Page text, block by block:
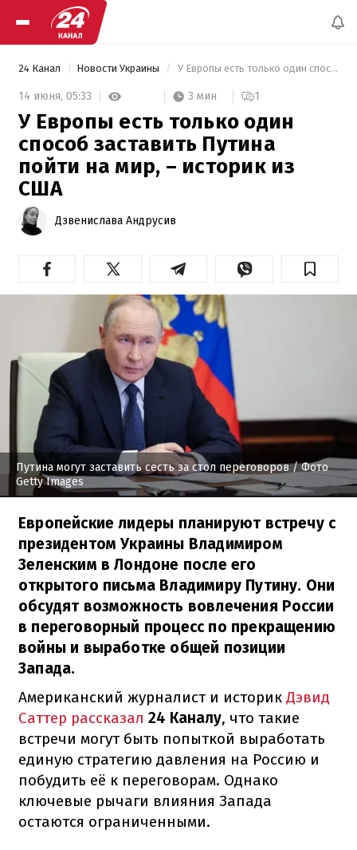
24 Канал Новости Украины У Европы есть только один способ заставить Путина пойти на мир, – историк из США
14 июня, 05:33 3 мин 1
У Европы есть только один
способ заставить Путина
пойти на мир, – историк из
США
Дзвенислава Андрусив
Путина могут заставить сесть за стол переговоров/ Фото
Getty Images
Европейские лидеры планируют встречу с
президентом Украины Владимиром
Зеленским в Лондоне после его
открытого письма Владимиру Путину. Они
обсудят возможность вовлечения России
в переговорный процесс по прекращению
войны и выработке общей позиции
Запада.
Американский журналист и историк Дэвид
Саттер рассказал 24 Каналу, что такие
встречи могут быть попыткой выработать
единую стратегию давления на Россию и
побудить её к переговорам. Однако
ключевые рычаги влияния Запада
остаются ограниченными.